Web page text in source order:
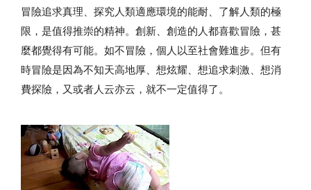
冒險追求真理、探究人類適應環境的能耐、了解人類的極
限，是值得推崇的精神。創新、創造的人都喜歡冒險，甚
麼都覺得有可能。如不冒險，個人以至社會難進步。但有
時冒險是因為不知天高地厚、想炫耀、想追求刺激、想消
費探險，又或者人云亦云，就不一定值得了。